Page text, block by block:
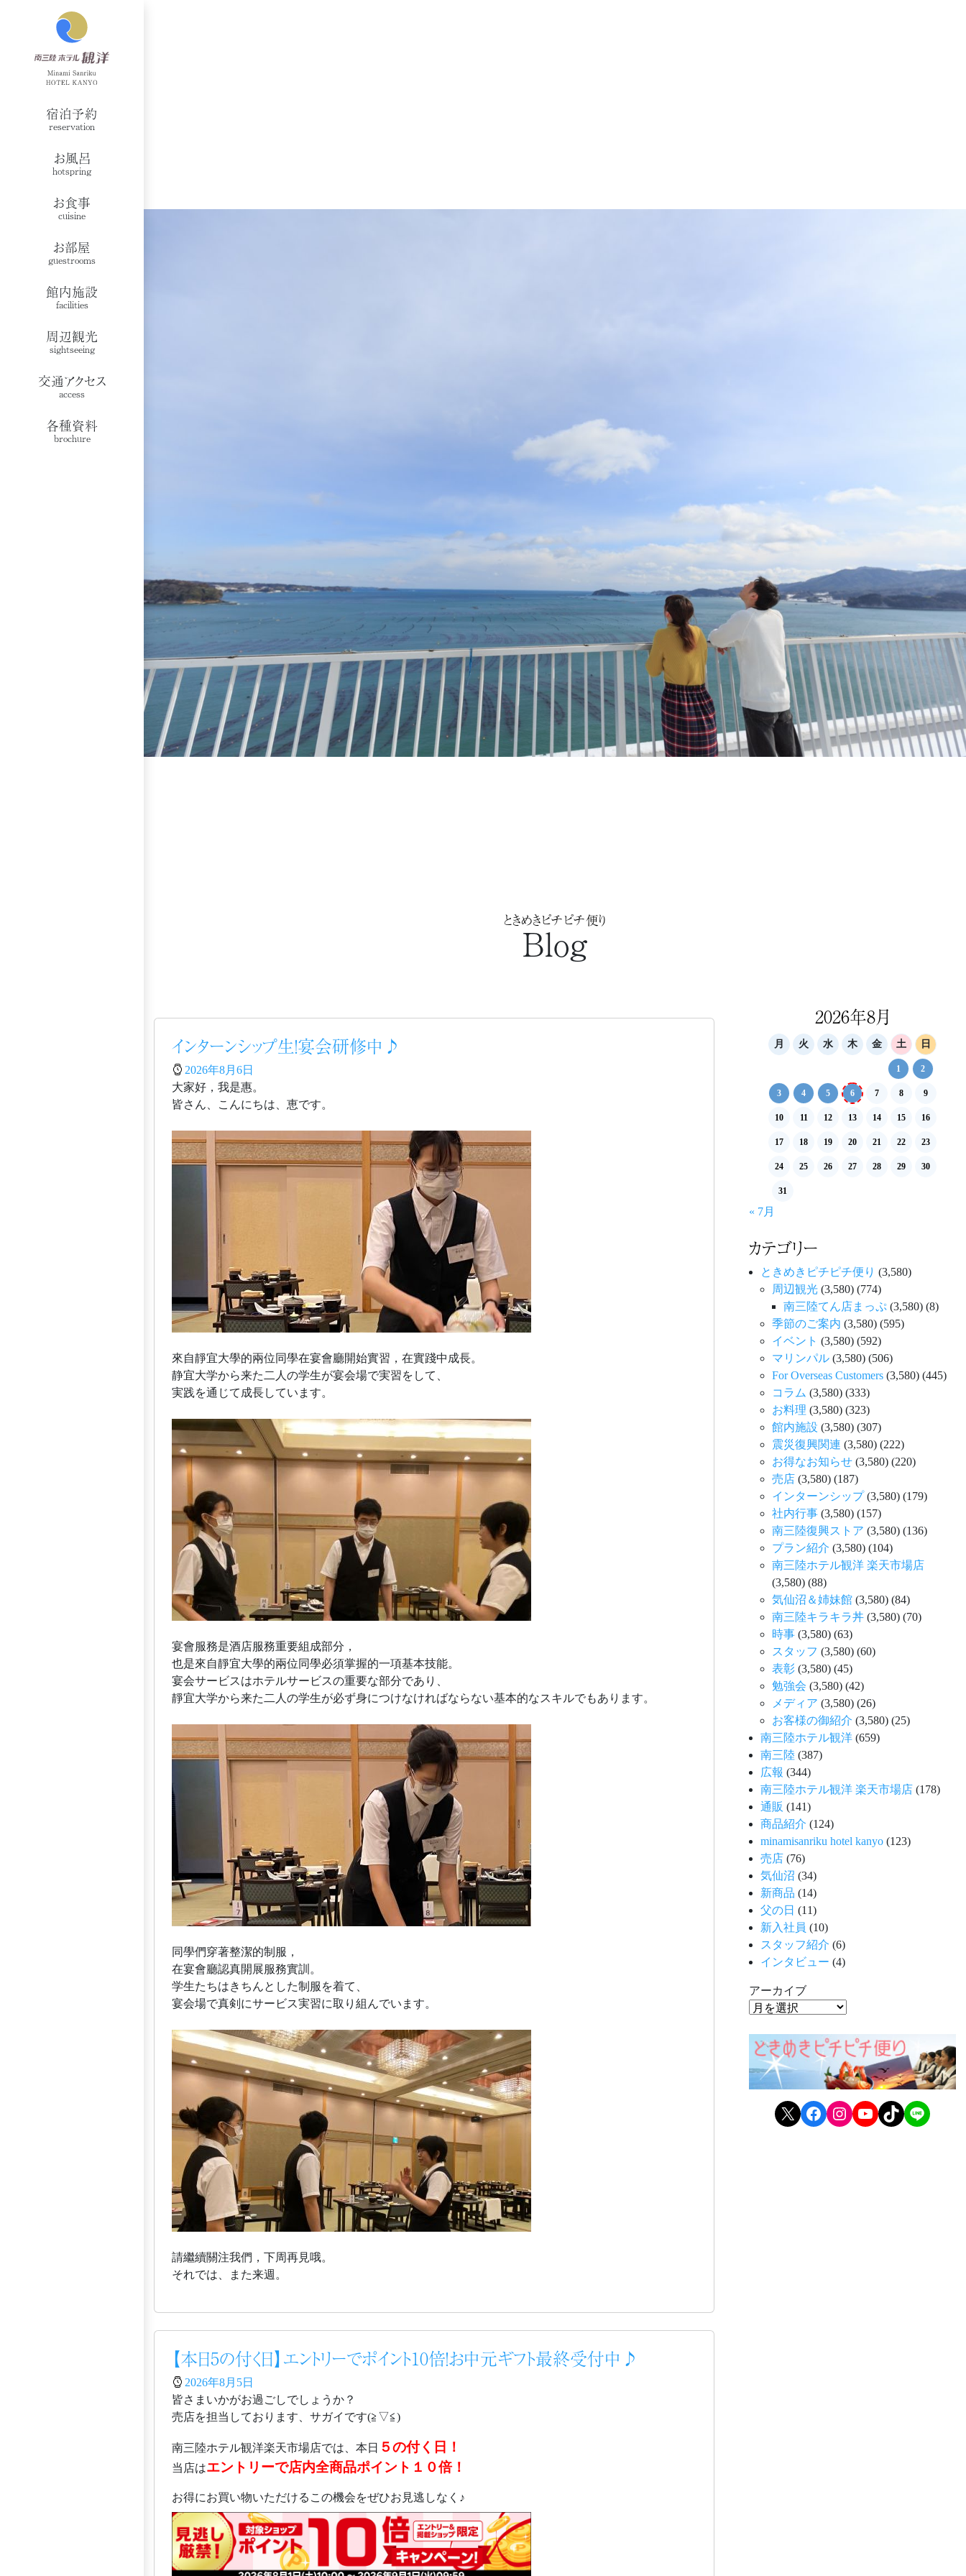
宿泊予約
reservation
お風呂
hotspring
お食事
cuisine
お部屋
guestrooms
館内施設
facilities
周辺観光
sightseeing
交通アクセス
access
各種資料
brochure
ときめきピチピチ便り
Blog
インターンシップ生！宴会研修中♪
2026年8月6日
大家好，我是惠。
皆さん、こんにちは、恵です。
來自靜宜大學的兩位同學在宴會廳開始實習，在實踐中成長。
静宜大学から来た二人の学生が宴会場で実習をして、
実践を通じて成長しています。
宴會服務是酒店服務重要組成部分，
也是來自靜宜大學的兩位同學必須掌握的一項基本技能。
宴会サービスはホテルサービスの重要な部分であり、
靜宜大学から来た二人の学生が必ず身につけなければならない基本的なスキルでもあります。
同學們穿著整潔的制服，
在宴會廳認真開展服務實訓。
学生たちはきちんとした制服を着て、
宴会場で真剣にサービス実習に取り組んでいます。
請繼續關注我們，下周再見哦。
それでは、また来週。
【本日5の付く日】エントリーでポイント10倍！お中元ギフト最終受付中♪
2026年8月5日
皆さまいかがお過ごしでしょうか？
売店を担当しております、サガイです(≧▽≦)
南三陸ホテル観洋楽天市場店では、本日 ５の付く日！
当店はエントリーで店内全商品ポイント１０倍！
お得にお買い物いただけるこの機会をぜひお見逃しなく♪
2026年8月
月 火 水 木 金 土 日
1 2
3 4 5 6 7 8 9
10 11 12 13 14 15 16
17 18 19 20 21 22 23
24 25 26 27 28 29 30
31
« 7月
カテゴリー
ときめきピチピチ便り (3,580)
周辺観光 (3,580) (774)
南三陸てん店まっぷ (3,580) (8)
季節のご案内 (3,580) (595)
イベント (3,580) (592)
マリンパル (3,580) (506)
For Overseas Customers (3,580) (445)
コラム (3,580) (333)
お料理 (3,580) (323)
館内施設 (3,580) (307)
震災復興関連 (3,580) (222)
お得なお知らせ (3,580) (220)
売店 (3,580) (187)
インターンシップ(3,580) (179)
社内行事 (3,580) (157)
南三陸復興ストア (3,580) (136)
プラン紹介 (3,580) (104)
南三陸ホテル観洋 楽天市場店
(3,580) (88)
気仙沼＆姉妹館 (3,580) (84)
南三陸キラキラ丼 (3,580) (70)
時事 (3,580) (63)
スタッフ (3,580) (60)
表彰 (3,580) (45)
勉強会 (3,580) (42)
メディア (3,580) (26)
お客様の御紹介 (3,580) (25)
南三陸ホテル観洋 (659)
南三陸 (387)
広報 (344)
南三陸ホテル観洋 楽天市場店 (178)
通販 (141)
商品紹介 (124)
minamisanriku hotel kanyo (123)
売店 (76)
気仙沼 (34)
新商品 (14)
父の日 (11)
新入社員 (10)
スタッフ紹介 (6)
インタビュー (4)
アーカイブ
X Facebook Instagram YouTube TikTok LINE